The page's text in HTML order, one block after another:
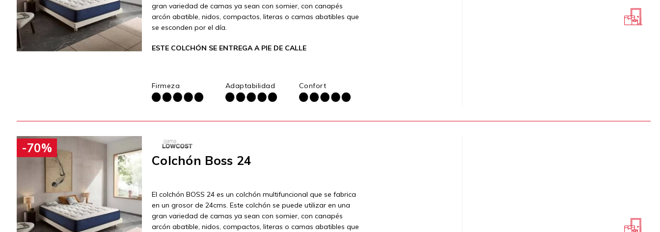
gran variedad de camas ya sean con somier, con canapés
arcón abatible, nidos, compactos, literas o camas abatibles que
se esconden por el día.
ESTE COLCHÓN SE ENTREGA A PIE DE CALLE
Firmeza Adaptabilidad Confort
-70%
Colchón Boss 24
El colchón BOSS 24 es un colchón multifuncional que se fabrica
en un grosor de 24cms. Este colchón se puede utilizar en una
gran variedad de camas ya sean con somier, con canapés
arcón abatible, nidos, compactos, literas o camas abatibles que